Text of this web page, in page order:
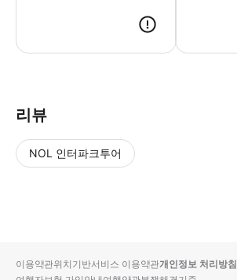
리뷰
NOL 인터파크투어
입니
순
상
이용약관위치기반서비스 이용약관개인정보 처리방침